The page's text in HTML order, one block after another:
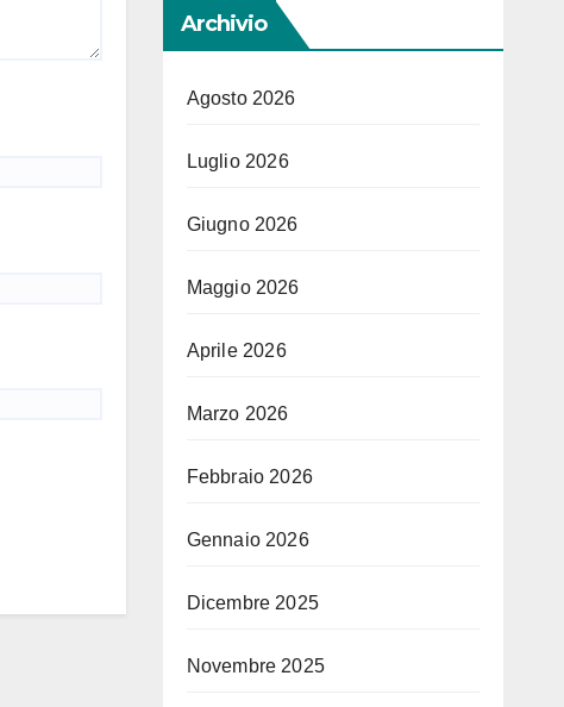
Archivio
Agosto 2026
Luglio 2026
Giugno 2026
Maggio 2026
Aprile 2026
Marzo 2026
Febbraio 2026
Gennaio 2026
Dicembre 2025
Novembre 2025